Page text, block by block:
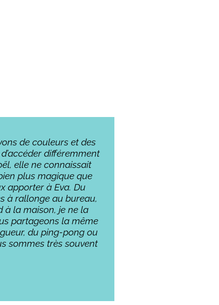
de couleurs et des
différemment
elle ne connaissait
plus magique que
apporter à Eva. Du
à rallonge au bureau,
à la maison, je ne la
partageons la même
du ping-pong ou
sommes très souvent